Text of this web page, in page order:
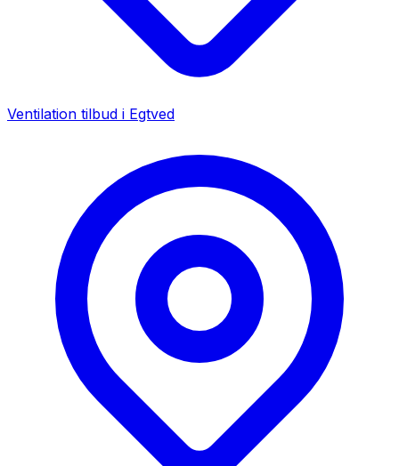
Ventilation tilbud i Egtved